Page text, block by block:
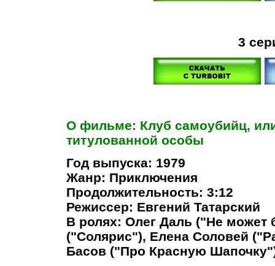
3
О фильме: Клуб самоубийц,
титулованной особы
Год выпуска: 1979
Жанр: Приключения
Продолжительность: 3:12
Режиссер: Евгений Татарский
В ролях: Олег Даль ("Не может
("Солярис"), Елена Соловей
Басов ("Про Красную